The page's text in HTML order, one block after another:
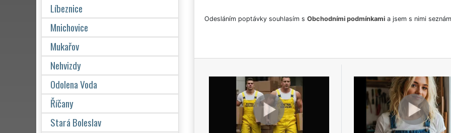
Odesláním poptávky souhlasím s Obchodními podmínkamia jsem s nimi
Líbeznice
Mnichovice
Mukařov
Nehvizdy
Odolena Voda
Říčany
Stará Boleslav